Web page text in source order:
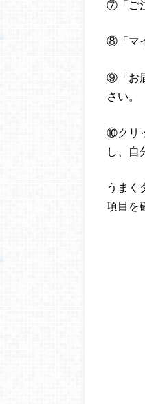
⑦「ご
⑧「マ
⑨「お
さい。
⑩クリ
し、自
うまく
項目を